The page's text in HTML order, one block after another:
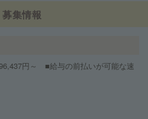
募集情報
円～ ■給与の前払いが可能な速